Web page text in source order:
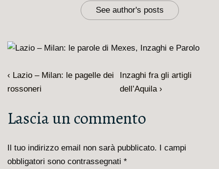
See author's posts
Navigazione
articoli
L'articolo
precedente
‹ Lazio – Milan: le pagelle dei
rossoneri
Il
prossimo
è
Inzaghi fra gli artigli
dell’Aquila ›
Lascia un commento
Il tuo indirizzo email non sarà pubblicato. I campi
obbligatori sono contrassegnati *